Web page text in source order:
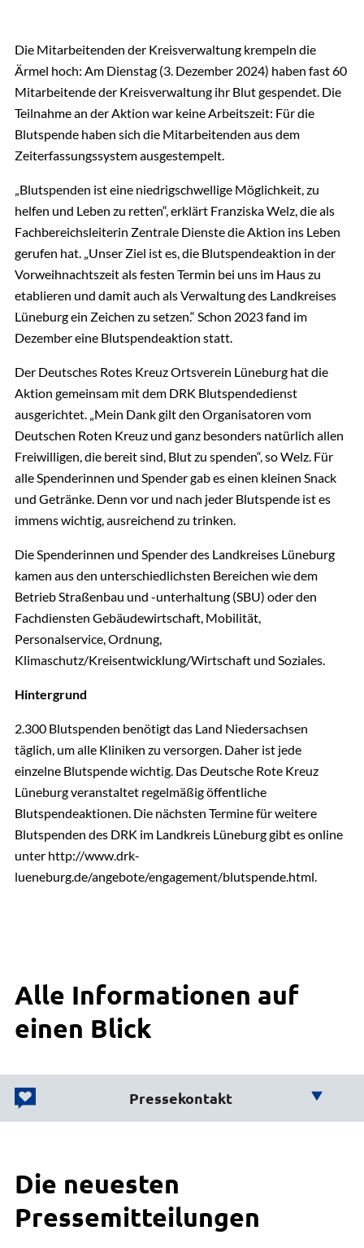
Die Mitarbeitenden der Kreisverwaltung krempeln die
Ärmel hoch: Am Dienstag (3. Dezember 2024) haben fast 60
Mitarbeitende der Kreisverwaltung ihr Blut gespendet. Die
Teilnahme an der Aktion war keine Arbeitszeit: Für die
Blutspende haben sich die Mitarbeitenden aus dem
Zeiterfassungssystem ausgestempelt.
„Blutspenden ist eine niedrigschwellige Möglichkeit, zu
helfen und Leben zu retten“, erklärt Franziska Welz, die als
Fachbereichsleiterin Zentrale Dienste die Aktion ins Leben
gerufen hat. „Unser Ziel ist es, die Blutspendeaktion in der
Vorweihnachtszeit als festen Termin bei uns im Haus zu
etablieren und damit auch als Verwaltung des Landkreises
Lüneburg ein Zeichen zu setzen.“ Schon 2023 fand im
Dezember eine Blutspendeaktion statt.
Der Deutsches Rotes Kreuz Ortsverein Lüneburg hat die
Aktion gemeinsam mit dem DRK Blutspendedienst
ausgerichtet. „Mein Dank gilt den Organisatoren vom
Deutschen Roten Kreuz und ganz besonders natürlich allen
Freiwilligen, die bereit sind, Blut zu spenden“, so Welz. Für
alle Spenderinnen und Spender gab es einen kleinen Snack
und Getränke. Denn vor und nach jeder Blutspende ist es
immens wichtig, ausreichend zu trinken.
Die Spenderinnen und Spender des Landkreises Lüneburg
kamen aus den unterschiedlichsten Bereichen wie dem
Betrieb Straßenbau und -unterhaltung (SBU) oder den
Fachdiensten Gebäudewirtschaft, Mobilität,
Personalservice, Ordnung,
Klimaschutz/Kreisentwicklung/Wirtschaft und Soziales.
Hintergrund
2.300 Blutspenden benötigt das Land Niedersachsen
täglich, um alle Kliniken zu versorgen. Daher ist jede
einzelne Blutspende wichtig. Das Deutsche Rote Kreuz
Lüneburg veranstaltet regelmäßig öffentliche
Blutspendeaktionen. Die nächsten Termine für weitere
Blutspenden des DRK im Landkreis Lüneburg gibt es online
unter http://www.drk-
lueneburg.de/angebote/engagement/blutspende.html.
Alle Informationen auf
einen Blick
Pressekontakt
Büro des Landrats
Leiter Presse und Öffentlichkeitsarbeit
Die neuesten
Pressemitteilungen